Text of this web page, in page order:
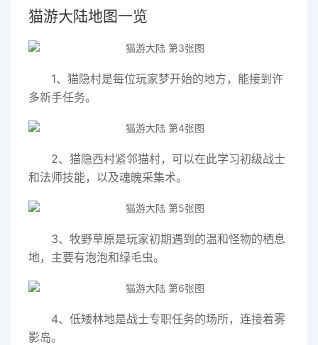
猫游大陆地图一览
1、猫隐村是每位玩家梦开始的地方，能接到许
多新手任务。
2、猫隐西村紧邻猫村，可以在此学习初级战士
和法师技能，以及魂魄采集术。
3、牧野草原是玩家初期遇到的温和怪物的栖息
地，主要有泡泡和绿毛虫。
4、低矮林地是战士专职任务的场所，连接着雾
影岛。